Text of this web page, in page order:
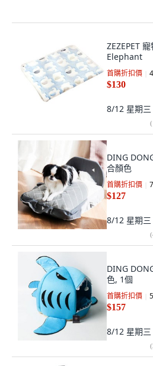
ZEZEPET
Elephant
首購折扣價
$130
8/12 星期三
(
DING
合顏色
首購折扣價
$127
8/12 星期三
(
DING
色, 1個
首購折扣價
$157
8/12 星期三
(